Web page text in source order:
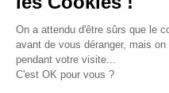
Mentions légales